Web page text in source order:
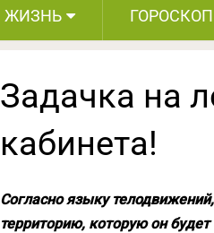
ЖИЗНЬ
Задачка на
кабинета!
Согласно языку
территорию, которую он